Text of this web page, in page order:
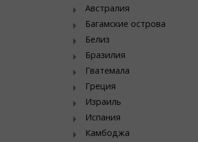
Австралия
Багамские острова
Белиз
Бразилия
Гватемала
Греция
Израиль
Испания
Камбоджа